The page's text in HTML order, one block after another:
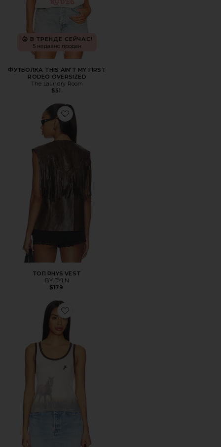
В ТРЕНДЕ СЕЙЧАС!
5 недавно продан
ФУТБОЛКА THIS AIN'T MY FIRST
RODEO OVERSIZED
The Laundry Room
$51
Favorite ТОП RHYS VEST
ТОП RHYS VEST
BY.DYLN
$179
Favorite МАЙКА В РУБЧИК RANCH LIFE SMU